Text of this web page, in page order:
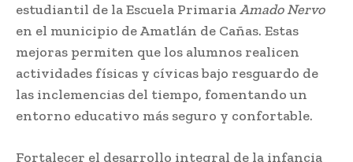
estudiantil de la Escuela PrimariaAmado Nervo
en el municipio de Amatlán de Cañas. Estas
mejoras permiten que los alumnos realicen
actividades físicas y cívicas bajo resguardo de
las inclemencias del tiempo, fomentando un
entorno educativo más seguro y confortable.
Fortalecer el desarrollo integral de la infancia